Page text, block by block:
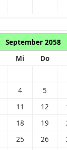
September 2058
Mi Do
4 5
11 12
18 19
25 26